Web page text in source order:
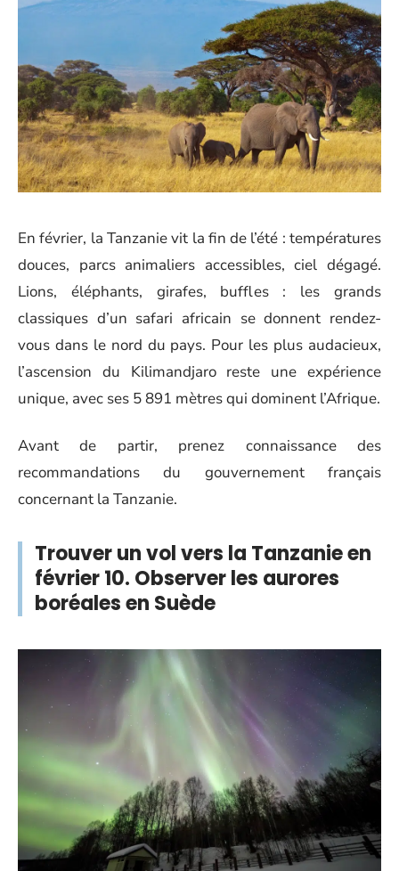
En février, la Tanzanie vit la fin de l’été : températures
douces, parcs animaliers accessibles, ciel dégagé.
Lions, éléphants, girafes, buffles : les grands
classiques d’un safari africain se donnent rendez-
vous dans le nord du pays. Pour les plus audacieux,
l’ascension du Kilimandjaro reste une expérience
unique, avec ses 5 891 mètres qui dominent l’Afrique.
Avant de partir, prenez connaissance des
recommandations du gouvernement français
concernant la Tanzanie.
Trouver un vol vers la Tanzanie en
février 10. Observer les aurores
boréales en Suède